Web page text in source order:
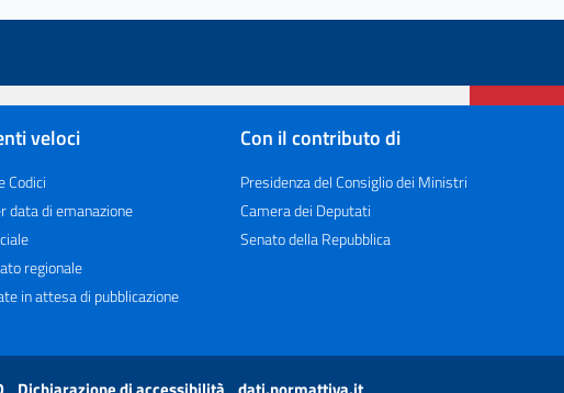
veloci
Codici
data di emanazione
regionale
in attesa di pubblicazione
Con il contributo di
Presidenza del Consiglio dei Ministri
Camera dei Deputati
Senato della Repubblica